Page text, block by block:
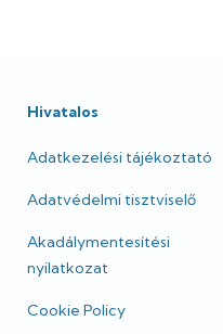
Hivatalos
Adatkezelési tájékoztató
Adatvédelmi tisztviselő
Akadálymentesítési
nyilatkozat
Cookie Policy